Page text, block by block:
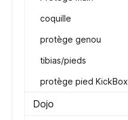
coquille
protège genou
tibias/pieds
protège pied KickBox
Dojo